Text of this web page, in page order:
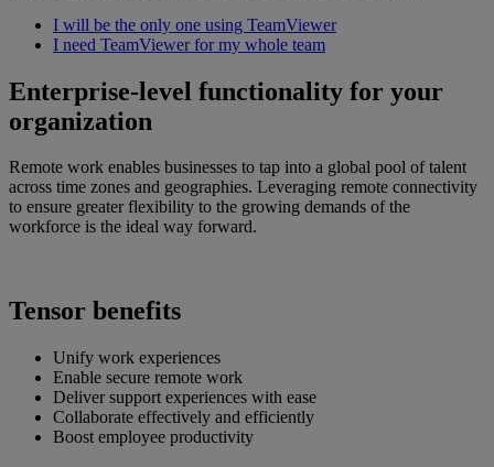
I will be the only one using TeamViewer
I need TeamViewer for my whole team
Enterprise-level functionality for your
organization
Remote work enables businesses to tap into a global pool of talent
across time zones and geographies. Leveraging remote connectivity
to ensure greater flexibility to the growing demands of the
workforce is the ideal way forward.
Tensor benefits
Unify work experiences
Enable secure remote work
Deliver support experiences with ease
Collaborate effectively and efficiently
Boost employee productivity